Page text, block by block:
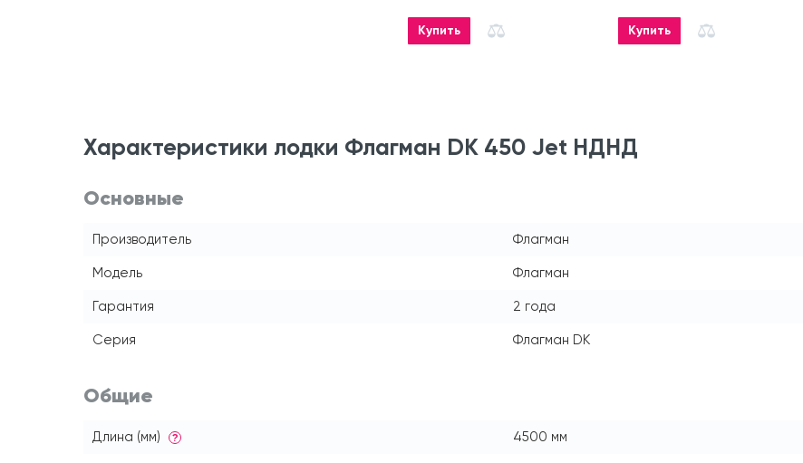
Купить Купить
Характеристики лодки Флагман DK 450 Jet НДНД
Основные
Производитель Флагман
Модель Флагман
Гарантия 2 года
Серия Флагман DK
Общие
Длина (мм) ? 4500 мм